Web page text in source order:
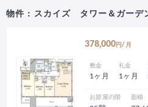
物件 : スカイズ タワー＆ガーデ
378,000 円/月
敷金
1ヶ月
礼金
1ヶ月
お部屋の階 面積